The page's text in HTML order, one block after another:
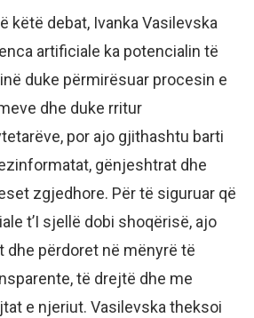
këtë debat, Ivanka Vasilevska
artificiale ka potencialin të
duke përmirësuar procesin e
dhe duke rritur
por ajo gjithashtu barti
gënjeshtrat dhe
zgjedhore. Për të siguruar që
t’I sjellë dobi shoqërisë, ajo
dhe përdoret në mënyrë të
të drejtë dhe me
e njeriut. Vasilevska theksoi